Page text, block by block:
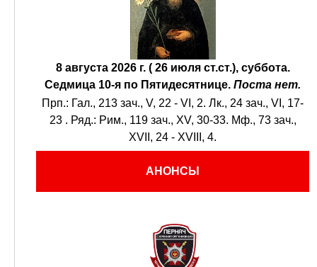
8 августа 2026 г. ( 26 июля ст.ст.), суббота.
Седмица 10-я по Пятидесятнице. Поста нет.
Прп.: Гал., 213 зач., V, 22 - VI, 2. Лк., 24 зач., VI, 17-
23 . Ряд.: Рим., 119 зач., XV, 30-33. Мф., 73 зач.,
XVII, 24 - XVIII, 4.
АНОНСЫ